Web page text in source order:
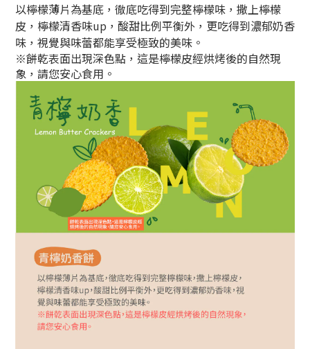
以檸檬薄片為基底，徹底吃得到完整檸檬味，撒上檸檬
皮，檸檬清香味up，酸甜比例平衡外，更吃得到濃郁奶香
味，視覺與味蕾都能享受極致的美味。
※餅乾表面出現深色點，這是檸檬皮經烘烤後的自然現
象，請您安心食用。